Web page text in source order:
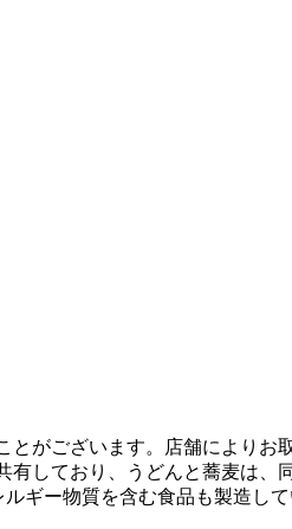
がございます。店舗によりお
有しており、うどんと蕎麦は
ギー物質を含む食品も製造し